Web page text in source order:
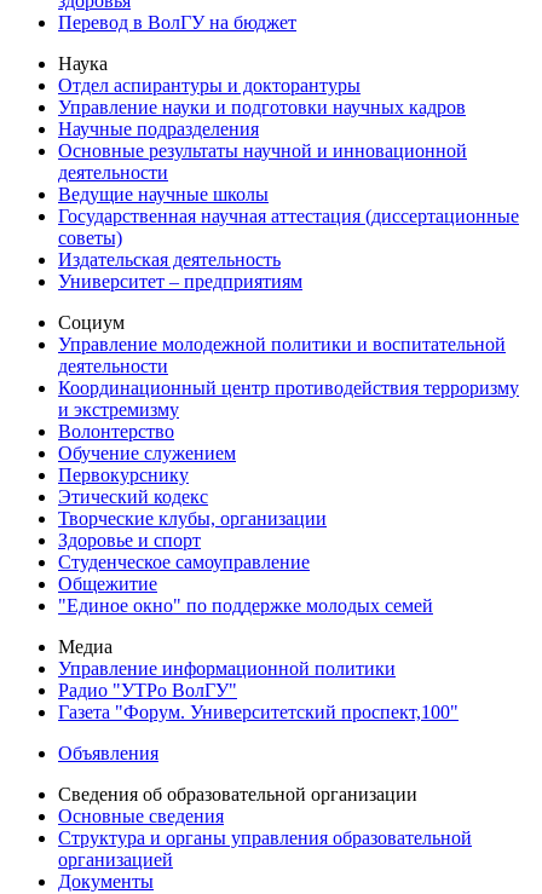
Перевод в ВолГУ на бюджет
Наука
Отдел аспирантуры и докторантуры
Управление науки и подготовки научных кадров
Научные подразделения
Основные результаты научной и инновационной
деятельности
Ведущие научные школы
Государственная научная аттестация (диссертационные
советы)
Издательская деятельность
Университет – предприятиям
Социум
Управление молодежной политики и воспитательной
деятельности
Координационный центр противодействия терроризму
и экстремизму
Волонтерство
Обучение служением
Первокурснику
Этический кодекс
Творческие клубы, организации
Здоровье и спорт
Студенческое самоуправление
Общежитие
"Единое окно" по поддержке молодых семей
Медиа
Управление информационной политики
Радио "УТРо ВолГУ"
Газета "Форум. Университетский проспект,100"
Объявления
Сведения об образовательной организации
Основные сведения
Структура и органы управления образовательной
организацией
Документы